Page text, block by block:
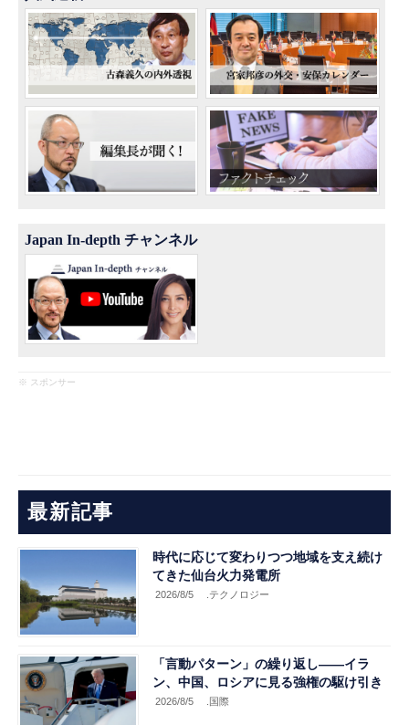
Japan In-depth チャンネル
※ スポンサー
最新記事
時代に応じて変わりつつ地域を支え続け
てきた仙台火力発電所
2026/8/5 .テクノロジー
「言動パターン」の繰り返し――イラ
ン、中国、ロシアに見る強権の駆け引き
2026/8/5 .国際